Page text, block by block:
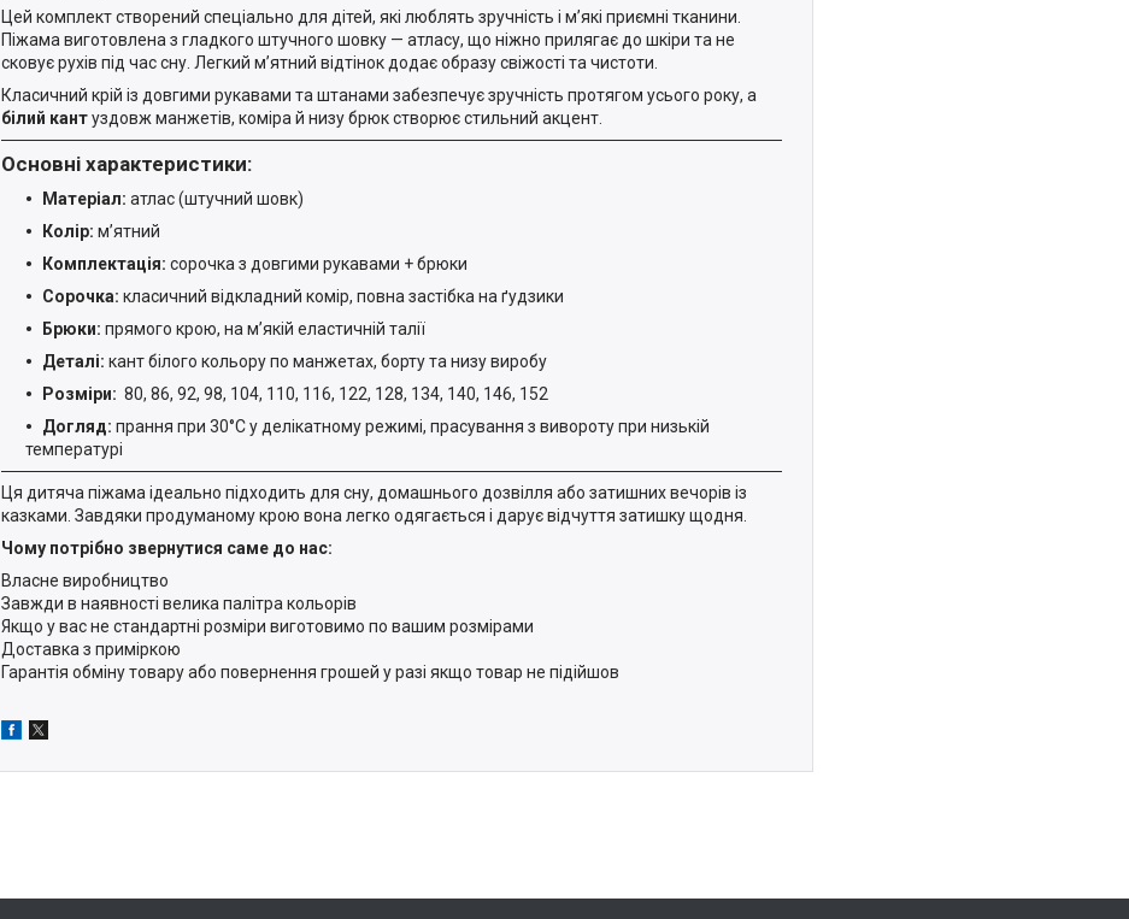
Цей комплект створений спеціально для дітей, які люблять зручність і м’які приємні тканини.
Піжама виготовлена з гладкого штучного шовку — атласу, що ніжно прилягає до шкіри та не
сковує рухів під час сну. Легкий м’ятний відтінок додає образу свіжості та чистоти.
Класичний крій із довгими рукавами та штанами забезпечує зручність протягом усього року, а
білий кантуздовж манжетів, коміра й низу брюк створює стильний акцент.
Основні характеристики:
Матеріал: атлас (штучний шовк)
Колір: м’ятний
Комплектація: сорочка з довгими рукавами + брюки
Сорочка: класичний відкладний комір, повна застібка на ґудзики
Брюки: прямого крою, на м’якій еластичній талії
Деталі: кант білого кольору по манжетах, борту та низу виробу
Розміри: 80, 86, 92, 98, 104, 110, 116, 122, 128, 134, 140, 146, 152
Догляд: прання при 30°C у делікатному режимі, прасування з вивороту при низькій
температурі
Ця дитяча піжама ідеально підходить для сну, домашнього дозвілля або затишних вечорів із
казками. Завдяки продуманому крою вона легко одягається і дарує відчуття затишку щодня.
Чому потрібно звернутися саме до нас:
Власне виробництво
Завжди в наявності велика палітра кольорів
Якщо у вас не стандартні розміри виготовимо по вашим розмірами
Доставка з приміркою
Гарантія обміну товару або повернення грошей у разі якщо товар не підійшов